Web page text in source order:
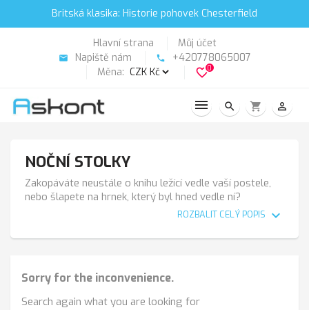
Britská klasika: Historie pohovek Chesterfield
Hlavní strana Můj účet
email Napiště nám phone
+420778065007
Měna:
favorite_border0
search shopping_cart person_outline
NOČNÍ STOLKY
Zakopáváte neustále o knihu ležící vedle vaší postele,
nebo šlapete na hrnek, který byl hned vedle ní?
Pravděpodobně vám chybí noční stolek. Zdál se vám při
zbytečný není…
by proto rozhodně neměl chybět.
ROZBALIT CELÝ POPIS expand_more
Sorry for the inconvenience.
Search again what you are looking for